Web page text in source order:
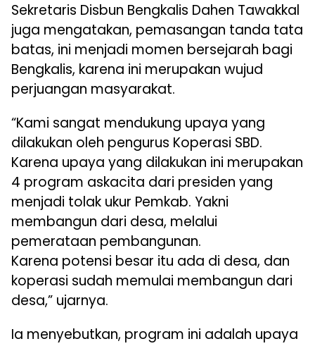
Sekretaris Disbun Bengkalis Dahen Tawakkal
juga mengatakan, pemasangan tanda tata
batas, ini menjadi momen bersejarah bagi
Bengkalis, karena ini merupakan wujud
perjuangan masyarakat.
“Kami sangat mendukung upaya yang
dilakukan oleh pengurus Koperasi SBD.
Karena upaya yang dilakukan ini merupakan
4 program askacita dari presiden yang
menjadi tolak ukur Pemkab. Yakni
membangun dari desa, melalui
pemerataan pembangunan.
Karena potensi besar itu ada di desa, dan
koperasi sudah memulai membangun dari
desa,” ujarnya.
Ia menyebutkan, program ini adalah upaya